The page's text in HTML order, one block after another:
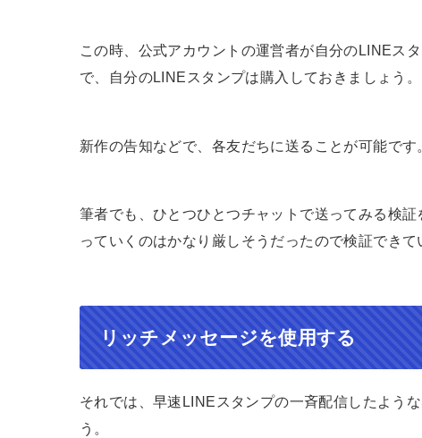
この時、公式アカウントの運営者が自分のLINEス
で、自分のLINEスタンプは購入しておきましょう。
新作の告知などで、各友だちに送ることが可能です
筆者でも、ひとつひとつチャットで送ってみる検
っていくのはかなり厳しそうだったので検証できて
リッチメッセージを使用する
それでは、早速LINEスタンプの一斉配信したよう
う。